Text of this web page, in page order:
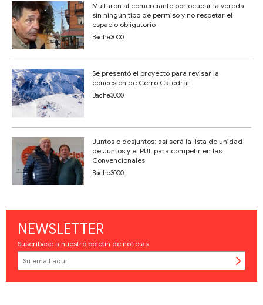
Multaron al comerciante por ocupar la vereda
sin ningún tipo de permiso y no respetar el
espacio obligatorio
Bache3000
Se presentó el proyecto para revisar la
concesión de Cerro Catedral
Bache3000
Juntos o desjuntos: así será la lista de unidad
de Juntos y el PUL para competir en las
Convencionales
Bache3000
NEWSLETTER
Suscríbase a nuestro boletín de noticias